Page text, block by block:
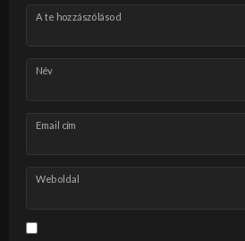
A te hozzászólásod
Név
Email cím
Weboldal